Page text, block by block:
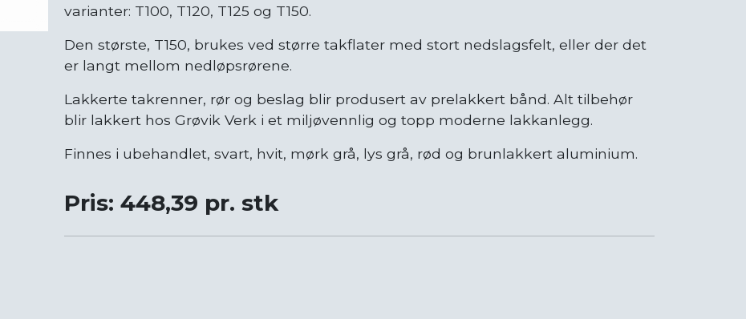
varianter: T100, T120, T125 og T150.
Den største, T150, brukes ved større takflater med stort nedslagsfelt, eller der det
er langt mellom nedløpsrørene.
Lakkerte takrenner, rør og beslag blir produsert av prelakkert bånd. Alt tilbehør
blir lakkert hos Grøvik Verk i et miljøvennlig og topp moderne lakkanlegg.
Finnes i ubehandlet, svart, hvit, mørk grå, lys grå, rød og brunlakkert aluminium.
Pris: 448,39 pr. stk